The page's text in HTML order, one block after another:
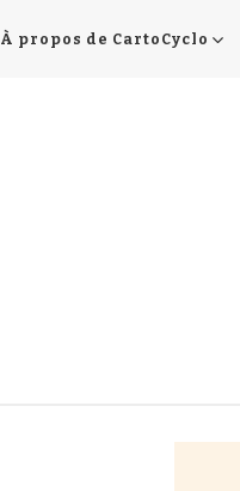
À propos de CartoCyclo